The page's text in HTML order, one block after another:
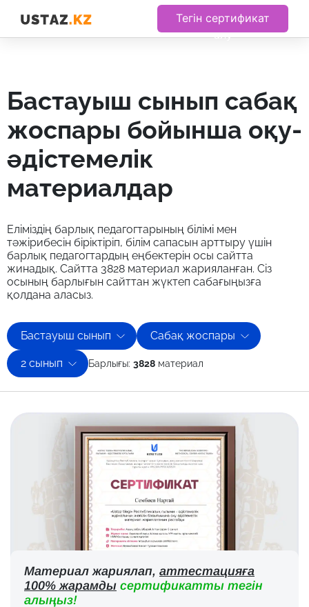
Тегін сертификат
алу
бастауыш сынып сабақ
жоспары бойынша оқу-
әдістемелік
материалдар
Еліміздің барлық педагогтарының білімі мен
тәжірибесін біріктіріп, білім сапасын арттыру үшін
барлық педагогтардың еңбектерін осы сайтта
жинадық. Сайтта 3828 материал жарияланған. Сіз
осының барлығын сайттан жүктеп сабағыңызға
қолдана аласыз.
Бастауыш сынып Сабақ жоспары
2 сынып Барлығы: 3828 материал
Материал жариялап, аттестацияға
100% жарамды сертификатты тегін
алыңыз!